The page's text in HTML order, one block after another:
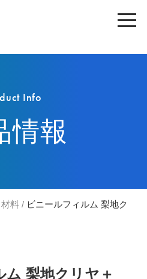
Info
情報
料 / ビニールフィルム 梨地ク
ム 梨地クリヤ＋